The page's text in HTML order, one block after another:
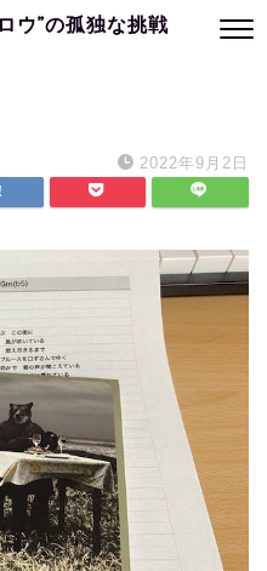
ウ”の孤独な挑戦
2022年9月2日